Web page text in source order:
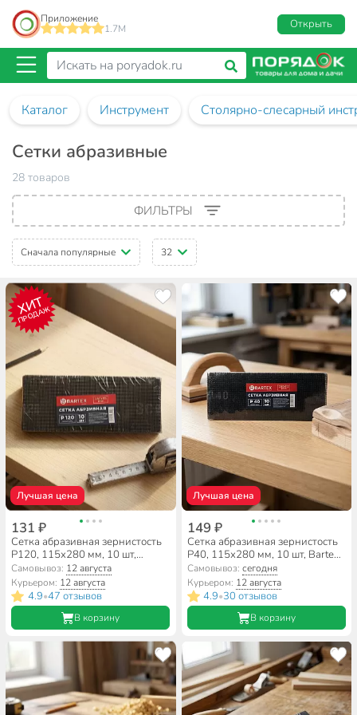
Приложение
1.7M
Открыть
Каталог Инструмент Столярно-слесарный
Сетки абразивные
28 товаров
ФИЛЬТРЫ
Сначала популярные 32
ХИТ
ПРОДАЖ
Лучшая цена
131 ₽
Сетка абразивная зернистость
P120, 115х280 мм, 10 шт,
Bartex, 0304115
Самовывоз: 12 августа
Курьером: 12 августа
4.9•47 отзывов
В корзину
Лучшая цена
149 ₽
Сетка абразивная зернистость
P40, 115х280 мм, 10 шт, Bartex,
0304115
Самовывоз: сегодня
Курьером: 12 августа
4.9•30 отзывов
В корзину